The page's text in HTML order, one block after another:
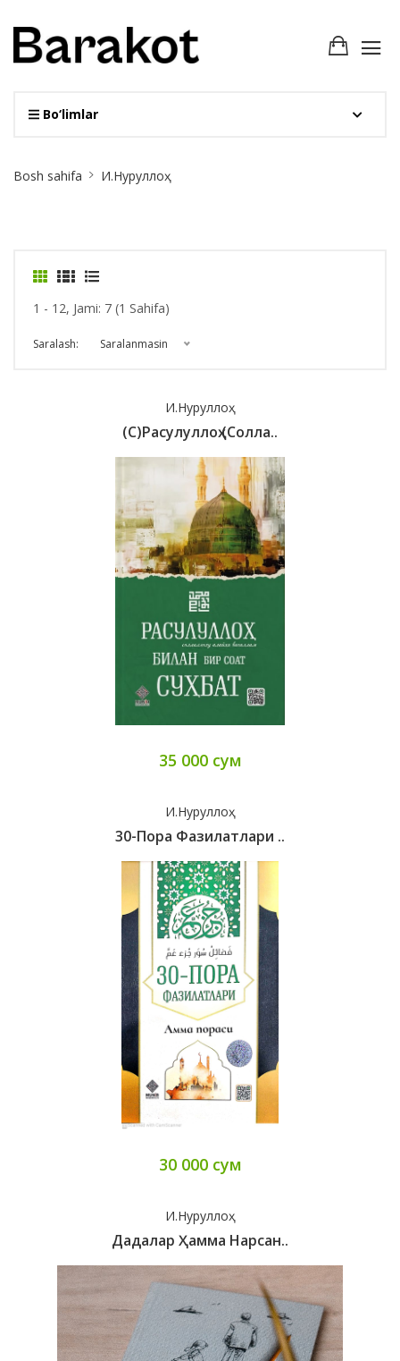
Bo‘limlar
Breadcrumb
Bosh sahifa И.Нуруллоҳ
1 - 12, Jami: 7 (1 Sahifa)
Saralash: Saralanmasin
И.Нуруллоҳ
(с)Расулуллоҳ (солла..
35 000 сум
И.Нуруллоҳ
30-Пора Фазилатлари ..
30 000 сум
И.Нуруллоҳ
Дадалар Ҳамма Нарсан..